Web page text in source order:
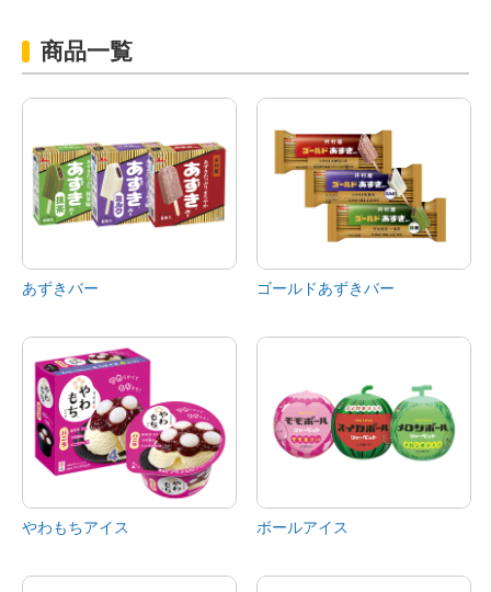
商品一覧
あずきバー ゴールドあずきバー
やわもちアイス ボールアイス